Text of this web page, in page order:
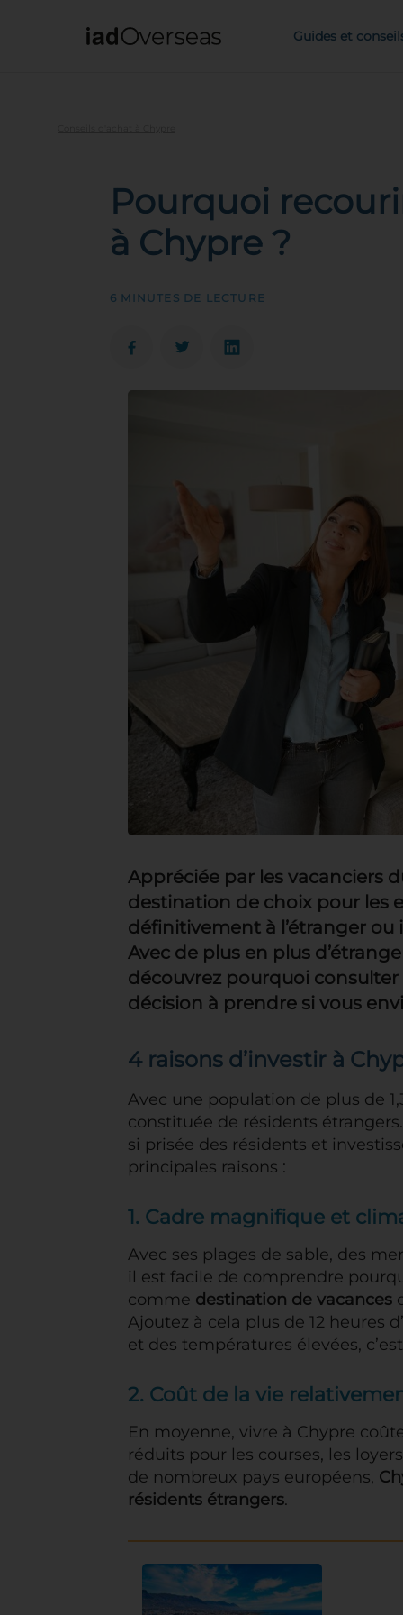
IAD Overseas Guides et
Pourquoi
à Chypre ?
6 MINUTES DE LECTURE
Appréciée par les vacanciers
destination de choix pour les
définitivement à l’étranger ou
Avec de plus en plus
découvrez pourquoi
décision à prendre si vous
4 raisons d’investir à
Avec une population de plus de
constituée de résidents
si prisée des résidents et
principales raisons :
1. Cadre magnifique et
Avec ses plages de sable, des
il est facile de comprendre
comme destination de vacances
Ajoutez à cela plus de 12 heures
et des températures élevées,
2. Coût de la vie
En moyenne, vivre à Chypre
réduits pour les courses, les
de nombreux pays européens,
résidents étrangers.